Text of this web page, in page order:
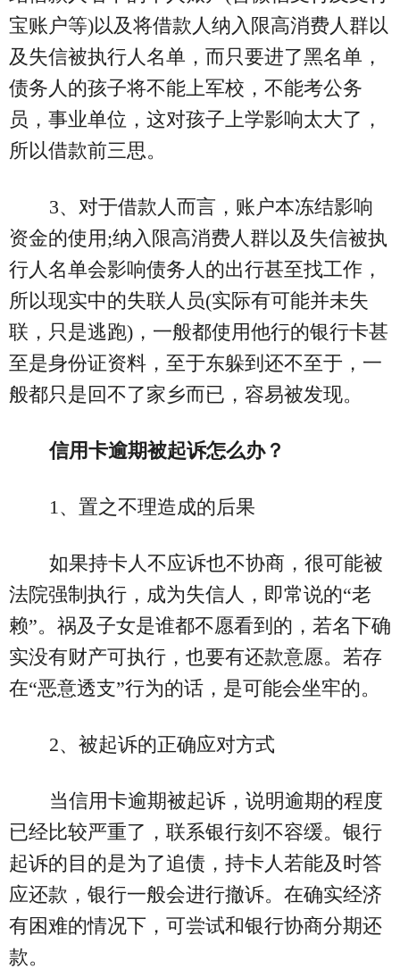
宝账户等)以及将借款人纳入限高消费人群以
及失信被执行人名单，而只要进了黑名单，
债务人的孩子将不能上军校，不能考公务
员，事业单位，这对孩子上学影响太大了，
所以借款前三思。
3、对于借款人而言，账户本冻结影响
资金的使用;纳入限高消费人群以及失信被执
行人名单会影响债务人的出行甚至找工作，
所以现实中的失联人员(实际有可能并未失
联，只是逃跑)，一般都使用他行的银行卡甚
至是身份证资料，至于东躲到还不至于，一
般都只是回不了家乡而已，容易被发现。
信用卡逾期被起诉怎么办？
1、置之不理造成的后果
如果持卡人不应诉也不协商，很可能被
法院强制执行，成为失信人，即常说的“老
赖”。祸及子女是谁都不愿看到的，若名下确
实没有财产可执行，也要有还款意愿。若存
在“恶意透支”行为的话，是可能会坐牢的。
2、被起诉的正确应对方式
当信用卡逾期被起诉，说明逾期的程度
已经比较严重了，联系银行刻不容缓。银行
起诉的目的是为了追债，持卡人若能及时答
应还款，银行一般会进行撤诉。在确实经济
有困难的情况下，可尝试和银行协商分期还
款。